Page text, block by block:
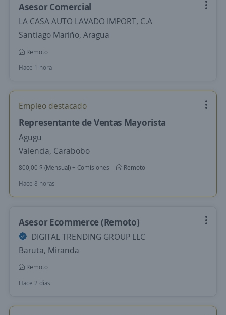
Asesor Comercial
LA CASA AUTO LAVADO IMPORT, C.A
Santiago Mariño, Aragua
Remoto
Hace 1 hora
Empleo destacado
Representante de Ventas Mayorista
Agugu
Valencia, Carabobo
800,00 $ (Mensual) + Comisiones
Remoto
Hace 8 horas
Asesor Ecommerce (Remoto)
DIGITAL TRENDING GROUP LLC
Baruta, Miranda
Remoto
Hace 2 días